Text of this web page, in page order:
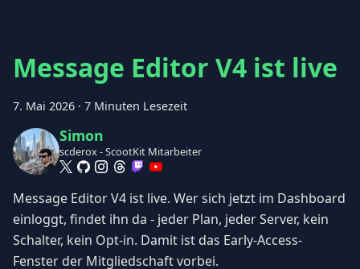
Message Editor V4 ist live
7. Mai 2026 · 7 Minuten Lesezeit
Simon
scderox - ScootKit Mitarbeiter
Message Editor V4 ist live. Wer sich jetzt im Dashboard
einloggt, findet ihn da - jeder Plan, jeder Server, kein
Schalter, kein Opt-in. Damit ist das Early-Access-
Fenster der Mitgliedschaft vorbei.